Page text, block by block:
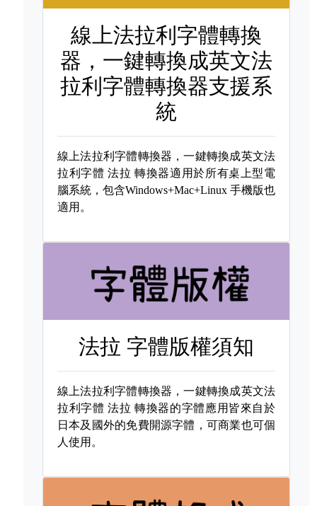
線上法拉利字體轉換
器，一鍵轉換成英文法
拉利字體轉換器支援系
統
線上法拉利字體轉換器，一鍵轉換成英文法
拉利字體法拉 轉換器適用於所有桌上型電
腦系統，包含Windows+Mac+Linux 手機版也
適用。
法拉 字體版權須知
線上法拉利字體轉換器，一鍵轉換成英文法
拉利字體法拉 轉換器的字體應用皆來自於
日本及國外的免費開源字體，可商業也可個
人使用。